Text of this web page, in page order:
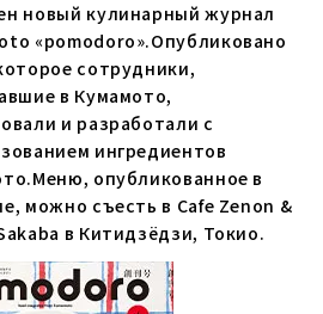
новый кулинарный журнал
«pomodoro».Опубликовано
сотрудники,
в Кумамото,
и разработали с
ингредиентов
опубликованное в
можно съесть в Cafe Zenon &
в Китидзёдзи, Токио.